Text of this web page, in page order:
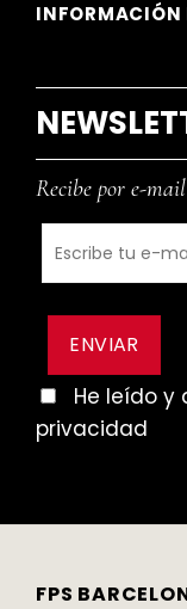
INFORMACIÓN
Recibe por e-
He leído y
privacidad
FPS